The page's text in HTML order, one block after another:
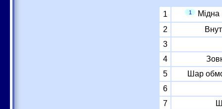
1 1
Мідна
2
3
4
5
Шар
6
7